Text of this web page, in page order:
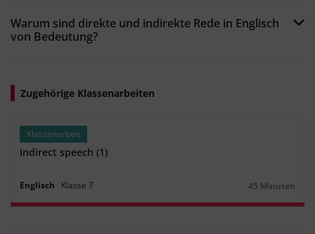
Warum sind direkte und indirekte Rede in Englisch
von Bedeutung?
Zugehörige Klassenarbeiten
Klassenarbeit
Indirect speech (1)
Englisch Klasse 7
Dauer:
45 Minuten